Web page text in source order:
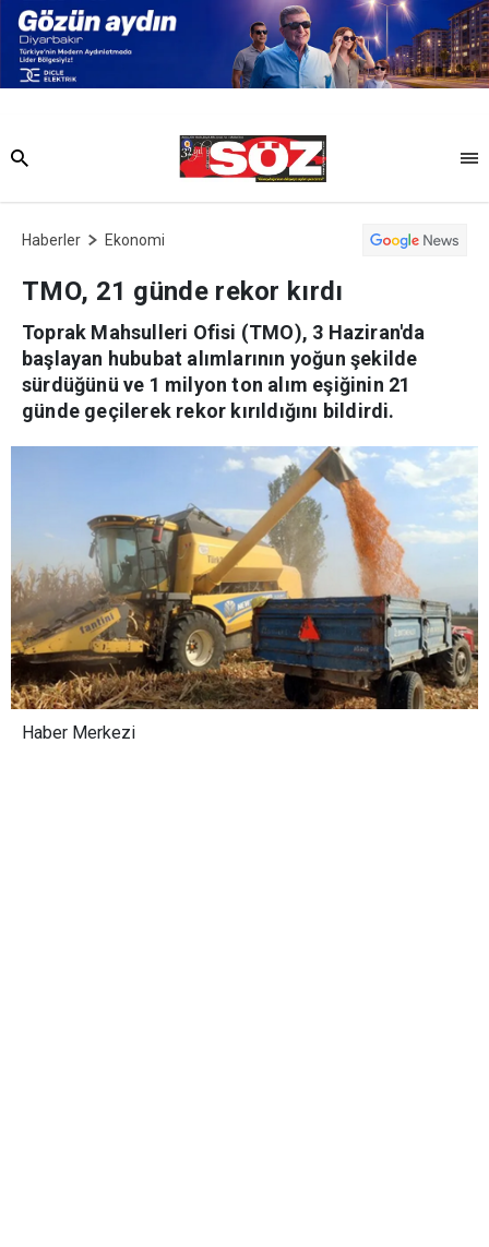
Haberler Ekonomi
TMO, 21 günde rekor kırdı
Toprak Mahsulleri Ofisi (TMO), 3 Haziran'da
başlayan hububat alımlarının yoğun şekilde
sürdüğünü ve 1 milyon ton alım eşiğinin 21
günde geçilerek rekor kırıldığını bildirdi.
Haber Merkezi